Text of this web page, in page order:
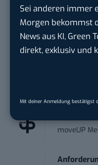
Sei anderen immer
Morgen bekommst
News aus KI, Green
direkt, exklusiv und
Mit deiner Anmeldung bestätigst
geht? Über 12.000
Tag UPDATE, unser
wichtigsten News
damit ihren
moveUP